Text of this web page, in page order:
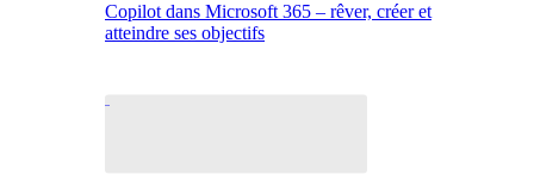
Copilot dans Microsoft 365 – rêver, créer et
atteindre ses objectifs